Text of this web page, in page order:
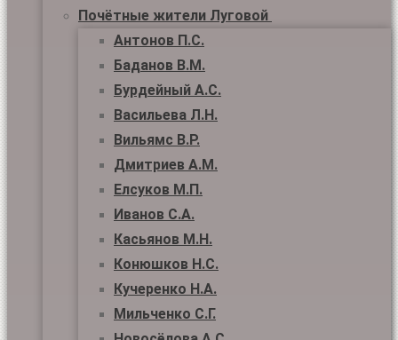
Почётные жители Луговой
Антонов П.С.
Баданов В.М.
Бурдейный А.С.
Васильева Л.Н.
Вильямс В.Р.
Дмитриев А.М.
Елсуков М.П.
Иванов С.А.
Касьянов М.Н.
Конюшков Н.С.
Кучеренко Н.А.
Мильченко С.Г.